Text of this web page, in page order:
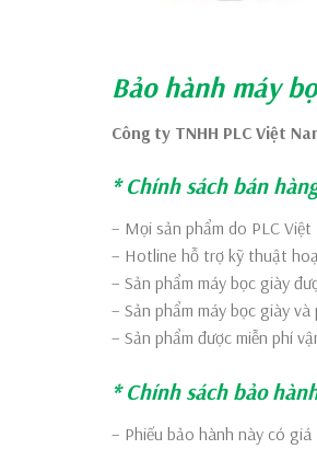
Bảo hành máy
Công ty TNHH PLC Việt
* Chính sách bán
– Mọi sản phẩm do PLC
– Hotline hỗ trợ kỹ thuật
– Sản phẩm máy bọc giày
– Sản phẩm máy bọc giày
– Sản phẩm được miễn phí
* Chính sách bảo
– Phiếu bảo hành này có